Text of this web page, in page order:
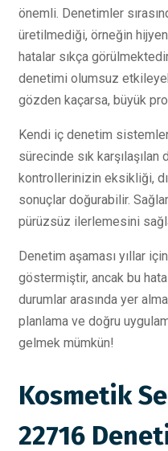
önemli. Denetimler
üretilmediği, örneğin hijyen
hatalar sıkça
denetimi olumsuz
gözden kaçarsa, büyük
Kendi iç denetim
sürecinde sık karşılaşılan
kontrollerinizin eksikliği,
sonuçlar doğurabilir.
pürüzsüz ilerlemesini
Denetim aşaması yıllar
göstermiştir, ancak bu
durumlar arasında yer
planlama ve doğru
gelmek mümkün!
Kosmetik
22716